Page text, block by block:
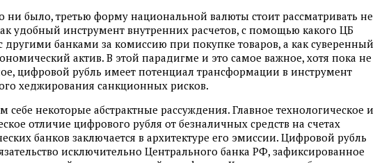
ни было, третью форму национальной валюты стоит рассматривать не
удобный инструмент внутренних расчетов, с помощью какого ЦБ
другими банками за комиссию при покупке товаров, а как суверенный
актив. В этой парадигме и это самое важное, хотя пока не
цифровой рубль имеет потенциал трансформации в инструмент
хеджирования санкционных рисков.
себе некоторые абстрактные рассуждения. Главное технологическое и
отличие цифрового рубля от безналичных средств на счетах
банков заключается в архитектуре его эмиссии. Цифровой рубль
исключительно Центрального банка РФ, зафиксированное